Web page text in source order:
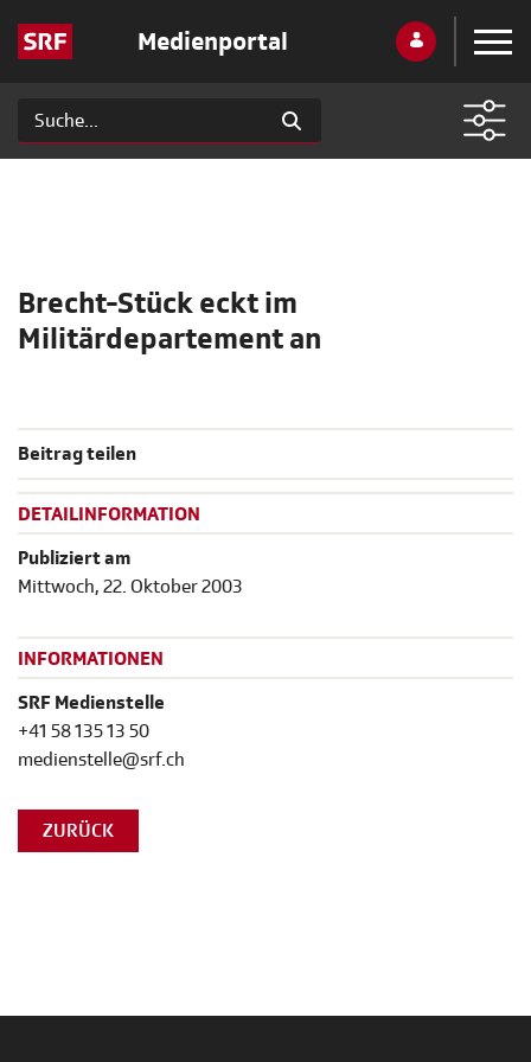
Medienportal
Brecht-Stück eckt im
Militärdepartement an
Beitrag teilen
DETAILINFORMATION
Publiziert am
Mittwoch, 22. Oktober 2003
INFORMATIONEN
SRF Medienstelle
+41 58 135 13 50
medienstelle@srf.ch
ZURÜCK